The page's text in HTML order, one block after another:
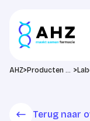
AHZ> Producten & diensten >
Terug naar